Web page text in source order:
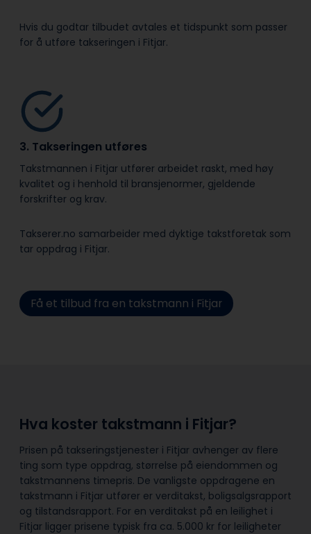
Hvis du godtar tilbudet avtales et tidspunkt som passer
for å utføre takseringen i Fitjar.
3. Takseringen utføres
Takstmannen i Fitjar utfører arbeidet raskt, med høy
kvalitet og i henhold til bransje­normer, gjeldende
forskrifter og krav.
Takserer.no samarbeider med dyktige takstforetak som
tar oppdrag i Fitjar.
Få et tilbud fra en takstmann i Fitjar
Hva koster takstmann i Fitjar?
Prisen på takseringstjenester i Fitjar avhenger av flere
ting som type oppdrag, størrelse på eiendommen og
takstmannens timepris. De vanligste oppdragene en
takstmann i Fitjar utfører er verditakst, boligsalgsrapport
og tilstandsrapport. For en verditakst på en leilighet i
Fitjar ligger prisene typisk fra ca. 5.000 kr for leiligheter